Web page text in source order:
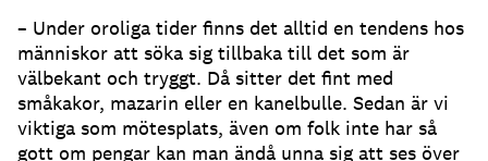
– Under oroliga tider finns det alltid en tendens hos
människor att söka sig tillbaka till det som är
välbekant och tryggt. Då sitter det fint med
småkakor, mazarin eller en kanelbulle. Sedan är vi
viktiga som mötesplats, även om folk inte har så
gott om pengar kan man ändå unna sig att ses över